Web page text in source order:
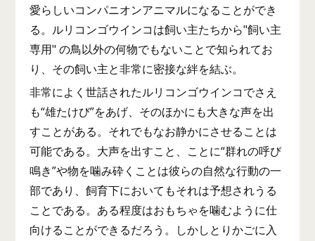
愛らしいコンパニオンアニマルになることができ
る。ルリコンゴウインコは飼い主たちから"飼い主
専用" の鳥以外の何物でもないことで知られてお
り、その飼い主と非常に密接な絆を結ぶ。
非常によく世話されたルリコンゴウインコでさえ
も“雄たけび”をあげ、そのほかにも大きな声を出
すことがある。それでもなお静かにさせることは
可能である。大声を出すこと、ことに“群れの呼び
鳴き”や物を噛み砕くことは彼らの自然な行動の一
部であり、飼育下においてもそれは予想されうる
ことである。ある程度はおもちゃを噛むように仕
向けることができるだろう。しかしとりかごに入